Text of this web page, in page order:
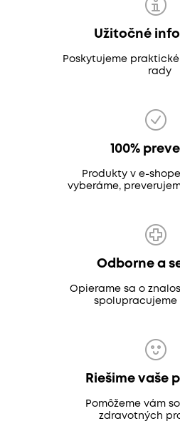
Užitočné
Poskytujeme
rady
100%
Produkty v e-
vyberáme,
Odborne a
Opierame sa o
spolupracujeme
Riešime vaše
Pomôžeme vám
zdravotných